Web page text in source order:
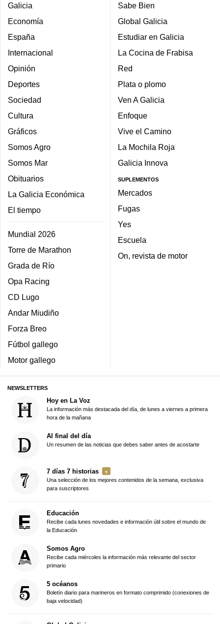
Galicia
Economía
España
Internacional
Opinión
Deportes
Sociedad
Cultura
Gráficos
Somos Agro
Somos Mar
Obituarios
La Galicia Económica
El tiempo
Mundial 2026
Torre de Marathon
Grada de Río
Opa Racing
CD Lugo
Andar Miudiño
Forza Breo
Fútbol gallego
Motor gallego
Sabe Bien
Global Galicia
Estudiar en Galicia
La Cocina de Frabisa
Red
Plata o plomo
Ven A Galicia
Enfoque
Vive el Camino
La Mochila Roja
Galicia Innova
SUPLEMENTOS
Mercados
Fugas
Yes
Escuela
On, revista de motor
NEWSLETTERS
Hoy en La Voz
La información más destacada del día, de lunes a viernes a primera
hora de la mañana
Al final del día
Un resumen de las noticias que debes saber antes de acostarte
7 días 7 historias
Una selección de los mejores contenidos de la semana, exclusiva
para suscriptores
Educación
Recibe cada lunes novedades e información útil sobre el mundo de
la Educación
Somos Agro
Recibe cada miércoles la información más relevante del sector
primario
5 océanos
Boletín diario para marineros en formato comprimido (conexiones de
baja velocidad)